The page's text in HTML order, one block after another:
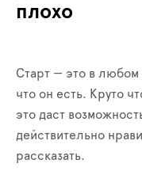
плохо
Старт — это в
что он есть. Круто
это даст
действительно
рассказать.